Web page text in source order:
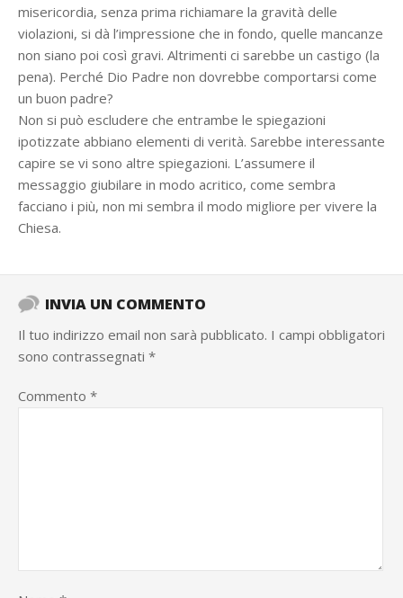
misericordia, senza prima richiamare la gravità delle
violazioni, si dà l’impressione che in fondo, quelle mancanze
non siano poi così gravi. Altrimenti ci sarebbe un castigo (la
pena). Perché Dio Padre non dovrebbe comportarsi come
un buon padre?
Non si può escludere che entrambe le spiegazioni
ipotizzate abbiano elementi di verità. Sarebbe interessante
capire se vi sono altre spiegazioni. L’assumere il
messaggio giubilare in modo acritico, come sembra
facciano i più, non mi sembra il modo migliore per vivere la
Chiesa.
INVIA UN COMMENTO
Il tuo indirizzo email non sarà pubblicato. I campi obbligatori
sono contrassegnati *
Commento *